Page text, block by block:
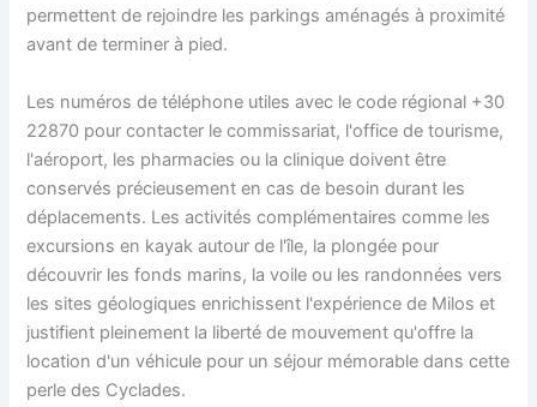
permettent de rejoindre les parkings aménagés à proximité
avant de terminer à pied.
Les numéros de téléphone utiles avec le code régional +30
22870 pour contacter le commissariat, l'office de tourisme,
l'aéroport, les pharmacies ou la clinique doivent être
conservés précieusement en cas de besoin durant les
déplacements. Les activités complémentaires comme les
excursions en kayak autour de l'île, la plongée pour
découvrir les fonds marins, la voile ou les randonnées vers
les sites géologiques enrichissent l'expérience de Milos et
justifient pleinement la liberté de mouvement qu'offre la
location d'un véhicule pour un séjour mémorable dans cette
perle des Cyclades.